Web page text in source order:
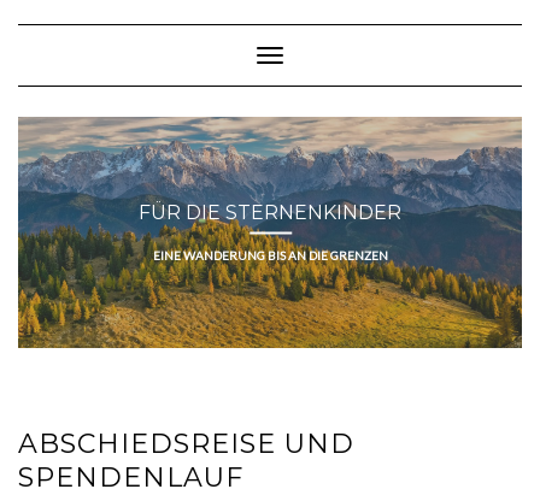
Toggle Navigation
FÜR DIE STERNENKINDER
EINE WANDERUNG BIS AN DIE GRENZEN
ABSCHIEDSREISE UND
SPENDENLAUF